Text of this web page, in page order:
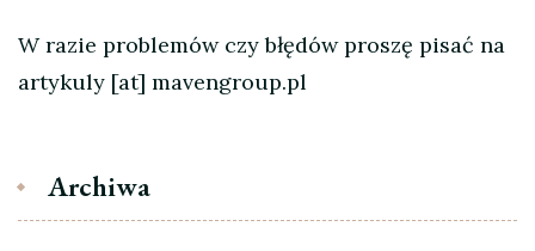
W razie problemów czy błędów proszę pisać na
artykuly [at] mavengroup.pl
Archiwa